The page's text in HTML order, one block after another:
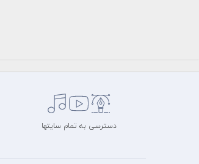
دسترسی به تمام سایتها